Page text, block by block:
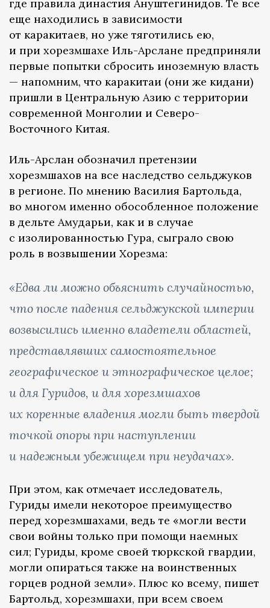
где правила династия Ануштегинидов. Те все
еще находились в зависимости
от каракитаев, но уже тяготились ею,
и при хорезмшахе Иль-Арслане предприняли
первые попытки сбросить иноземную власть
— напомним, что каракитаи (они же кидани)
пришли в Центральную Азию с территории
современной Монголии и Северо-
Восточного Китая.
Иль-Арслан обозначил претензии
хорезмшахов на все наследство сельджуков
в регионе. По мнению Василия Бартольда,
во многом именно обособленное положение
в дельте Амударьи, как и в случае
с изолированностью Гура, сыграло свою
роль в возвышении Хорезма:
«Едва ли можно объяснить случайностью,
что после падения сельджукской империи
возвысились именно владетели областей,
представлявших самостоятельное
географическое и этнографическое целое;
и для Гуридов, и для хорезмшахов
их коренные владения могли быть твердой
точкой опоры при наступлении
и надежным убежищем при неудачах».
При этом, как отмечает исследователь,
Гуриды имели некоторое преимущество
перед хорезмшахами, ведь те «могли вести
свои войны только при помощи наемных
сил; Гуриды, кроме своей тюркской гвардии,
могли опираться также на воинственных
горцев родной земли». Плюс ко всему, пишет
Бартольд, хорезмшахи, при всем своем